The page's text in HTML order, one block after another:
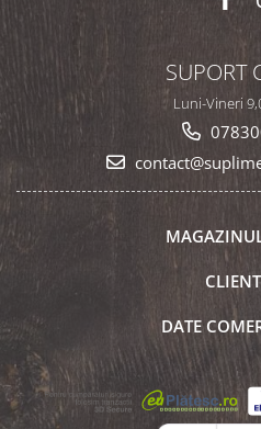
SUPORT
Luni-Vineri
DATE